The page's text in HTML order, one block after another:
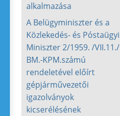
alkalmazása
A Belügyminiszter és a
Közlekedés- és Póstaügyi
Miniszter 2/1959. /VII.11./
BM.-KPM.számú
rendeletével előírt
gépjárművezetői
igazolványok
kicserélésének